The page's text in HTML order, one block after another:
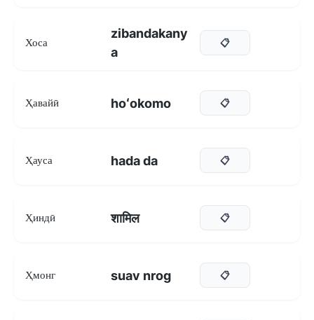
Хоса
zibandakany
a
📋
Ҳавайӣ hoʻokomo 📋
Ҳауса hada da 📋
Ҳиндӣ शामिल 📋
Ҳмонг suav nrog 📋